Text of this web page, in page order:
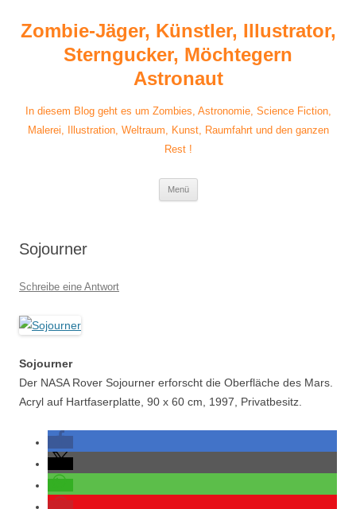
springen
Zombie-Jäger, Künstler, Illustrator,
Sterngucker, Möchtegern
Astronaut
In diesem Blog geht es um Zombies, Astronomie, Science Fiction,
Malerei, Illustration, Weltraum, Kunst, Raumfahrt und den ganzen
Rest !
Menü
Sojourner
Schreibe eine Antwort
Sojourner
Der NASA Rover Sojourner erforscht die Oberfläche des Mars.
Acryl auf Hartfaserplatte, 90 x 60 cm, 1997, Privatbesitz.